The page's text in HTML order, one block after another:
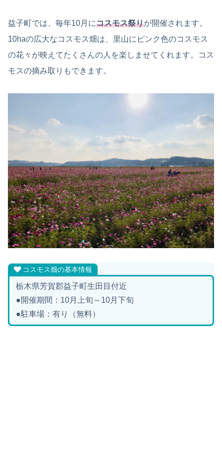
益子町では、毎年10月にコスモス祭りが開催されます。
10haの広大なコスモス畑は、里山にピンク色のコスモス
の花々が映えてたくさんの人を楽しませてくれます。コス
モスの摘み取りもできます。
コスモス畑の基本情報
栃木県芳賀郡益子町生田目付近
●開催期間：10月上旬～10月下旬
●駐車場：有り（無料）